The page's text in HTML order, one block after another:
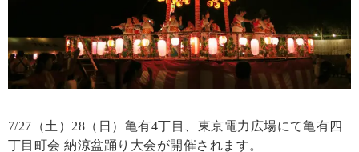
7/27（土）28（日）亀有4丁目、東京電力広場にて亀有四
丁目町会 納涼盆踊り大会が開催されます。